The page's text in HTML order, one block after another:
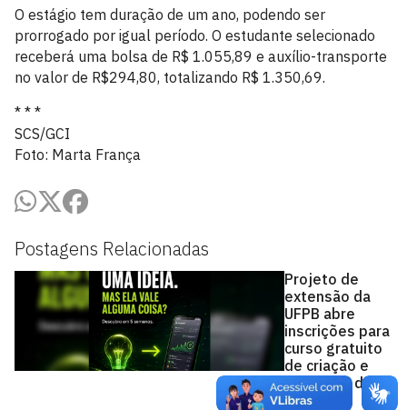
Postagens Relacionadas
Projeto de
extensão da
UFPB abre
inscrições para
curso gratuito
de criação e
validação de
negócios
O estágio tem duração de um ano, podendo ser
prorrogado por igual período. O estudante selecionado
receberá uma bolsa de R$ 1.055,89 e auxílio-transporte
no valor de R$294,80, totalizando R$ 1.350,69.
* * *
SCS/GCI
Foto: Marta França